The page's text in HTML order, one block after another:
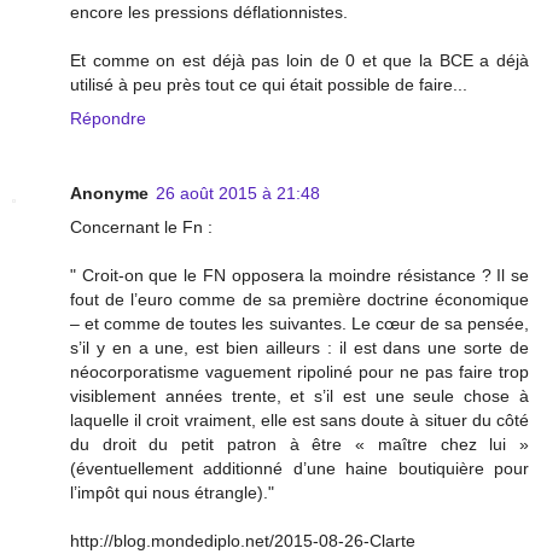
encore les pressions déflationnistes.
Et comme on est déjà pas loin de 0 et que la BCE a déjà
utilisé à peu près tout ce qui était possible de faire...
Répondre
Anonyme 26 août 2015 à 21:48
Concernant le Fn :
" Croit-on que le FN opposera la moindre résistance ? Il se
fout de l’euro comme de sa première doctrine économique
– et comme de toutes les suivantes. Le cœur de sa pensée,
s’il y en a une, est bien ailleurs : il est dans une sorte de
néocorporatisme vaguement ripoliné pour ne pas faire trop
visiblement années trente, et s’il est une seule chose à
laquelle il croit vraiment, elle est sans doute à situer du côté
du droit du petit patron à être « maître chez lui »
(éventuellement additionné d’une haine boutiquière pour
l’impôt qui nous étrangle)."
http://blog.mondediplo.net/2015-08-26-Clarte